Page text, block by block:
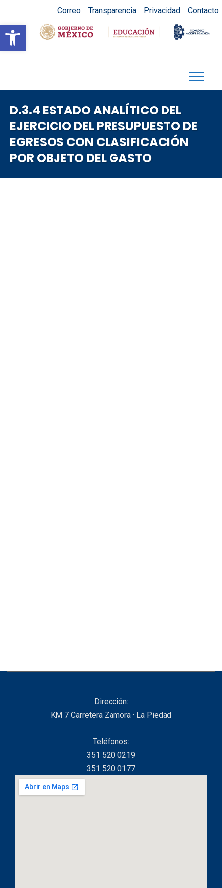
Abrir barra de herramientas
Correo Transparencia Privacidad Contacto
D.3.4 ESTADO ANALÍTICO DEL
EJERCICIO DEL PRESUPUESTO DE
EGRESOS CON CLASIFICACIÓN
POR OBJETO DEL GASTO
Dirección:
KM 7 Carretera Zamora · La Piedad
Teléfonos:
351 520 0219
351 520 0177